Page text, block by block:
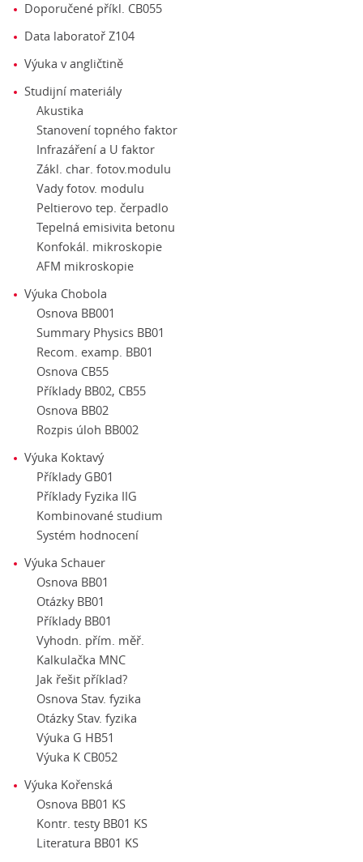
Doporučené příkl. CB055
Data laboratoř Z104
Výuka v angličtině
Studijní materiály
Akustika
Stanovení topného faktor
Infrazáření a U faktor
Zákl. char. fotov.modulu
Vady fotov. modulu
Peltierovo tep. čerpadlo
Tepelná emisivita betonu
Konfokál. mikroskopie
AFM mikroskopie
Výuka Chobola
Osnova BB001
Summary Physics BB01
Recom. examp. BB01
Osnova CB55
Příklady BB02, CB55
Osnova BB02
Rozpis úloh BB002
Výuka Koktavý
Příklady GB01
Příklady Fyzika IIG
Kombinované studium
Systém hodnocení
Výuka Schauer
Osnova BB01
Otázky BB01
Příklady BB01
Vyhodn. přím. měř.
Kalkulačka MNC
Jak řešit příklad?
Osnova Stav. fyzika
Otázky Stav. fyzika
Výuka G HB51
Výuka K CB052
Výuka Kořenská
Osnova BB01 KS
Kontr. testy BB01 KS
Literatura BB01 KS